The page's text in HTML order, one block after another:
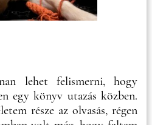
lehet felismerni, hogy
egy könyv utazás közben.
része az olvasás, régen